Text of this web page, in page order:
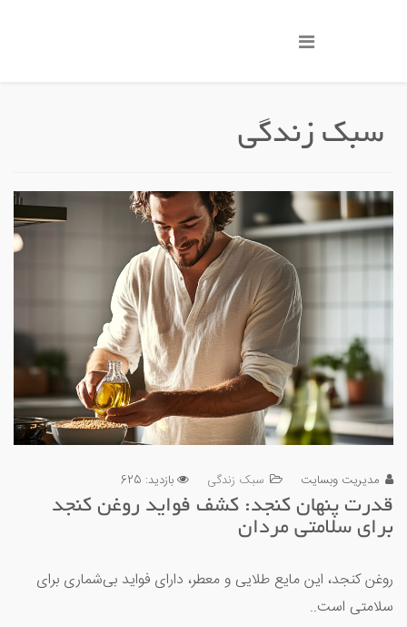
سبک زندگی
مدیریت وبسایت سبک زندگی بازدید: 625
قدرت پنهان کنجد: کشف فواید روغن کنجد
برای سلامتی مردان
روغن کنجد، این مایع طلایی و معطر، دارای فواید بی‌شماری برای
سلامتی است..